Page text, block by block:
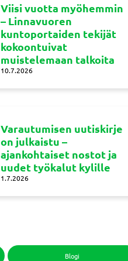
Viisi vuotta myöhemmin
– Linnavuoren
kuntoportaiden tekijät
kokoontuivat
muistelemaan talkoita
10.7.2026
Varautumisen uutiskirje
on julkaistu –
ajankohtaiset nostot ja
uudet työkalut kylille
1.7.2026
Blogi